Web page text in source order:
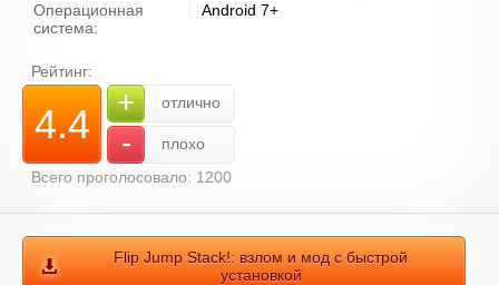
Операционная
система:
Android 7+
Рейтинг:
4.4 + отлично
-
плохо
Всего проголосовало: 1200
Flip Jump Stack!: взлом и мод с быстрой
установкой